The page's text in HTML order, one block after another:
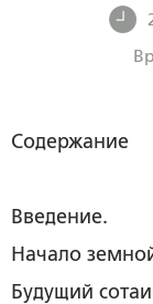
Содержание
Введение.
Начало
Будущий